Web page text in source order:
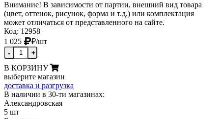
Внимание! В зависимости от партии, внешний вид товара
(цвет, оттенок, рисунок, форма и т.д.) или комплектация
может отличаться от представленного на сайте.
Код: 12958
1 025
₽/шт
- +
В КОРЗИНУ
выберите магазин
доставка и разгрузка
В наличии в 30-ти магазинах:
Александровская
5 шт